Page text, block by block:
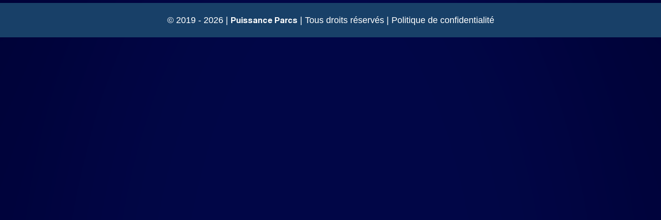
© 2019 - 2026 | Puissance Parcs | Tous droits réservés | Politique de confidentialité